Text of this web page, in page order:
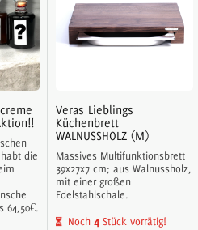
die
64,50€.
Veras Lieblings
Küchenbrett
WALNUSSHOLZ (M)
Massives Multifunktionsbrett
39x27x7 cm; aus Walnussholz,
mit einer großen
Edelstahlschale.
Noch 4Stück vorrätig!